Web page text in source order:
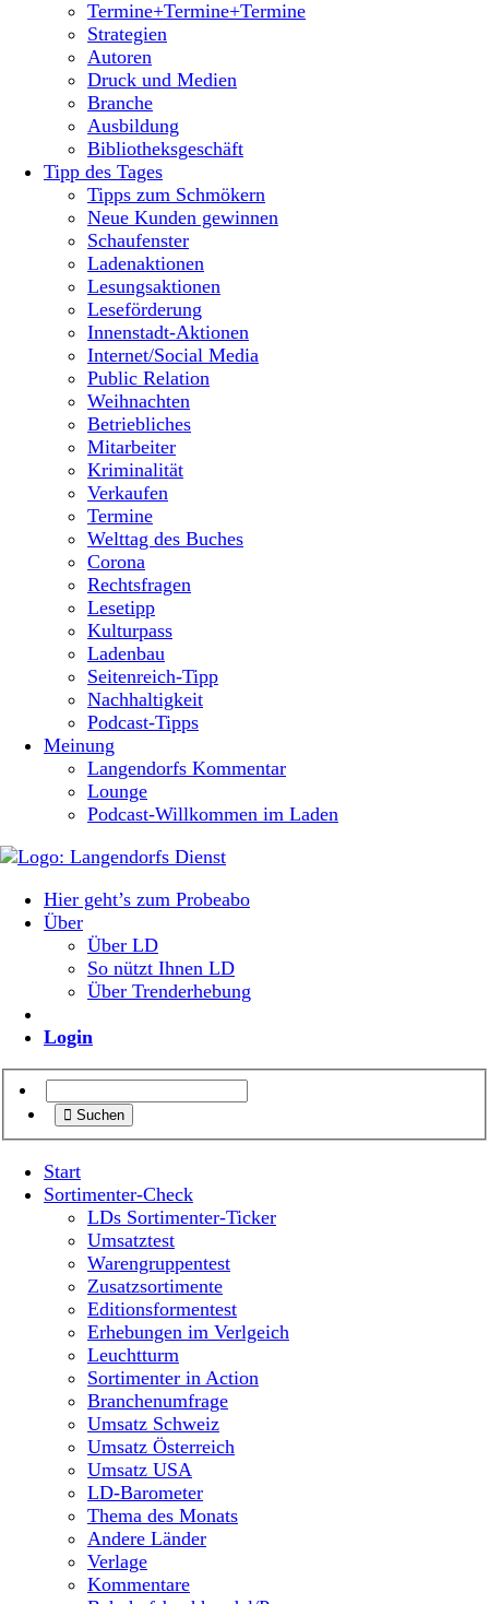
Termine+Termine+Termine
Strategien
Autoren
Druck und Medien
Branche
Ausbildung
Bibliotheksgeschäft
Tipp des Tages
Tipps zum Schmökern
Neue Kunden gewinnen
Schaufenster
Ladenaktionen
Lesungsaktionen
Leseförderung
Innenstadt-Aktionen
Internet/Social Media
Public Relation
Weihnachten
Betriebliches
Mitarbeiter
Kriminalität
Verkaufen
Termine
Welttag des Buches
Corona
Rechtsfragen
Lesetipp
Kulturpass
Ladenbau
Seitenreich-Tipp
Nachhaltigkeit
Podcast-Tipps
Meinung
Langendorfs Kommentar
Lounge
Podcast-Willkommen im Laden
Hier geht’s zum Probeabo
Über
Über LD
So nützt Ihnen LD
Über Trenderhebung
Login
Suchen
Start
Sortimenter-Check
LDs Sortimenter-Ticker
Umsatztest
Warengruppentest
Zusatzsortimente
Editionsformentest
Erhebungen im Verlgeich
Leuchtturm
Sortimenter in Action
Branchenumfrage
Umsatz Schweiz
Umsatz Österreich
Umsatz USA
LD-Barometer
Thema des Monats
Andere Länder
Verlage
Kommentare